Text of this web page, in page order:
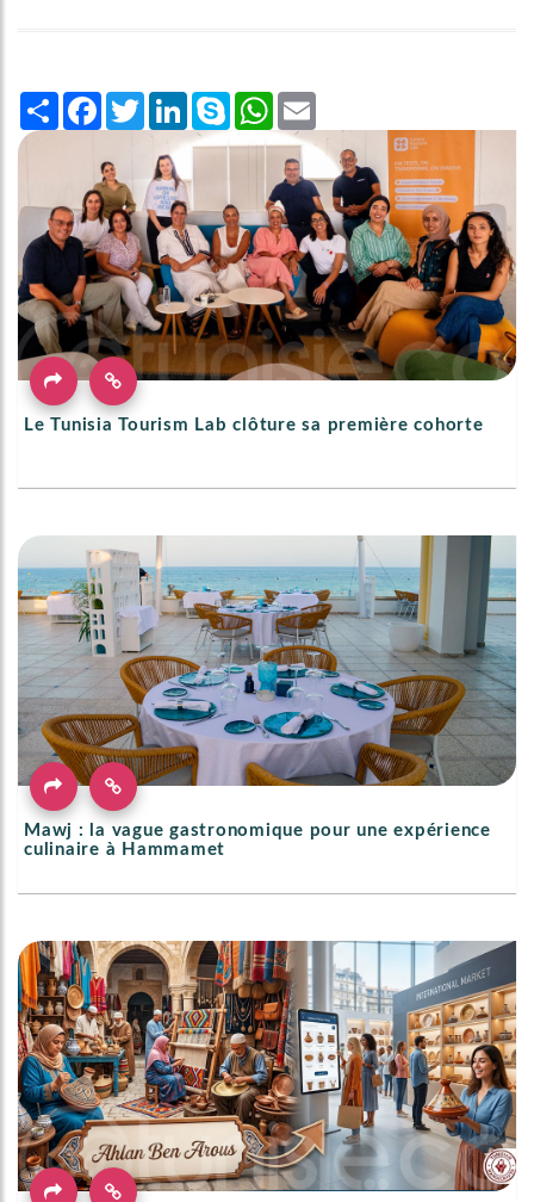
Share Facebook
TwitterLinkedInSkype WhatsApp
Le Tunisia Tourism Lab clôture sa première cohorte
Mawj : la vague gastronomique pour une expérience
culinaire à Hammamet